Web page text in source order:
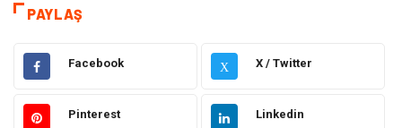
Eğitim & Kariyer
Gündem Hukuk
Moda Sağlıklı Yaşam
PAYLAŞ
Facebook X X / Twitter
Pinterest Linkedin